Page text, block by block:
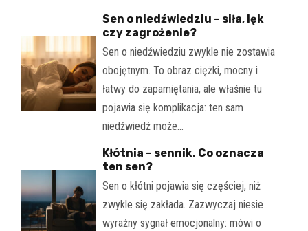
Sen o niedźwiedziu – siła, lęk
czy zagrożenie?
Sen o niedźwiedziu zwykle nie zostawia
obojętnym. To obraz ciężki, mocny i
łatwy do zapamiętania, ale właśnie tu
pojawia się komplikacja: ten sam
niedźwiedź może…
Kłótnia – sennik. Co oznacza
ten sen?
Sen o kłótni pojawia się częściej, niż
zwykle się zakłada. Zazwyczaj niesie
wyraźny sygnał emocjonalny: mówi o